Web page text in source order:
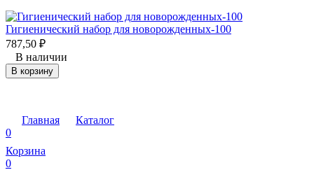
Гигиенический набор для новорожденных-100
787,50 ₽
В наличии
В корзину
Главная
Каталог
0
Корзина
0